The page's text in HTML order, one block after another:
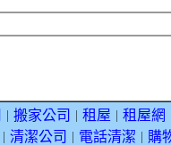
搬家公司 租屋 租屋網
清潔公司 電話清潔 購